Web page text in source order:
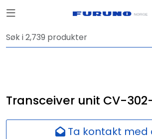
Toggle navigation
Transceiver unit CV-
Ta kontakt med
Navigasjon
Fiskeleting
Survey